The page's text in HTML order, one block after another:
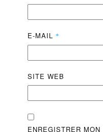
E-MAIL *
SITE WEB
ENREGISTRER